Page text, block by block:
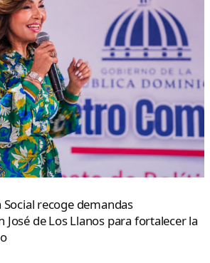
recoge demandas
José de Los Llanos para fortalecer la